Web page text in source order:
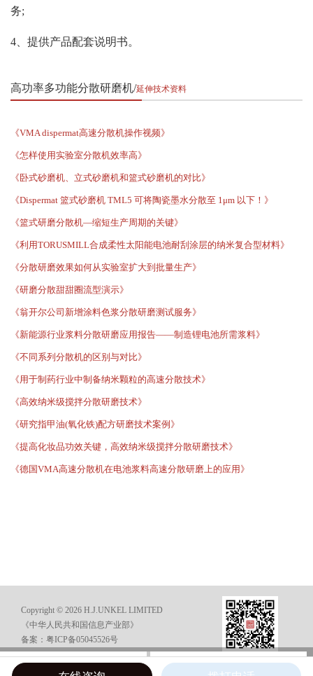
务;
4、提供产品配套说明书。
高功率多功能分散研磨机 延伸技术资料
《VMA dispermat高速分散机操作视频》
《怎样使用实验室分散机效率高》
《卧式砂磨机、立式砂磨机和篮式砂磨机的对比》
《Dispermat 篮式砂磨机 TML5 可将陶瓷墨水分散至 1μm 以下！》
《篮式研磨分散机—缩短生产周期的关键》
《利用TORUSMILL合成柔性太阳能电池耐刮涂层的纳米复合型材料》
《分散研磨效果如何从实验室扩大到批量生产》
《研磨分散甜甜圈流型演示》
《翁开尔公司新增涂料色浆分散研磨测试服务》
《新能源行业浆料分散研磨应用报告——制造锂电池所需浆料》
《不同系列分散机的区别与对比》
《用于制药行业中制备纳米颗粒的高速分散技术》
《高效纳米级搅拌分散研磨技术》
《研究指甲油(氧化铁)配方研磨技术案例》
《提高化妆品功效关键，高效纳米级搅拌分散研磨技术》
《德国VMA高速分散机在电池浆料高速分散研磨上的应用》
Copyright © 2026 H.J.UNKEL LIMITED
《中华人民共和国信息产业部》
备案：粤ICP备05045526号
在线咨询 电话咨询